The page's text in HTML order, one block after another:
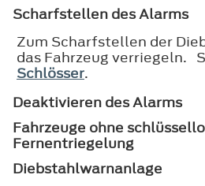
Scharfstellen des Alarms
Zum Scharfstellen der
das Fahrzeug verriegeln.
Schlösser.
Deaktivieren des Alarms
Fahrzeuge ohne
Fernentriegelung
Diebstahlwarnanlage